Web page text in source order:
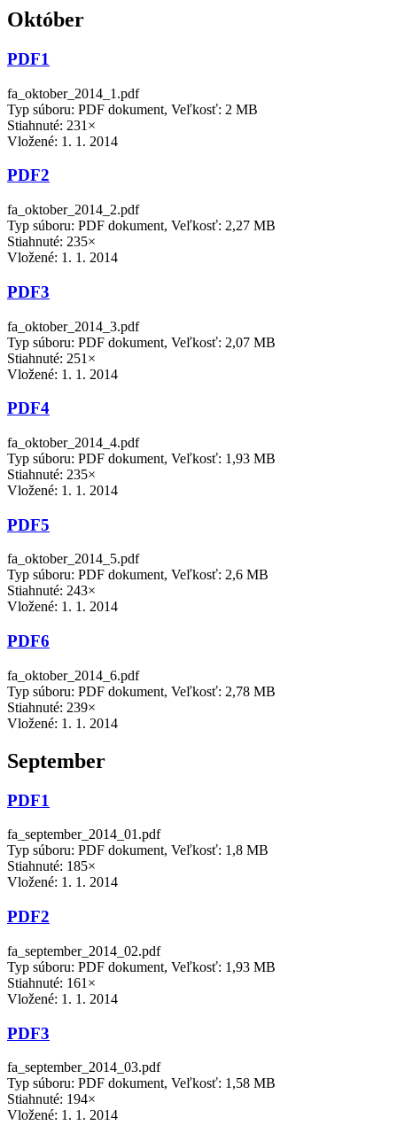
Október
PDF1
fa_oktober_2014_1.pdf
Typ súboru: PDF dokument, Veľkosť: 2 MB
Stiahnuté: 231×
Vložené: 1. 1. 2014
PDF2
fa_oktober_2014_2.pdf
Typ súboru: PDF dokument, Veľkosť: 2,27 MB
Stiahnuté: 235×
Vložené: 1. 1. 2014
PDF3
fa_oktober_2014_3.pdf
Typ súboru: PDF dokument, Veľkosť: 2,07 MB
Stiahnuté: 251×
Vložené: 1. 1. 2014
PDF4
fa_oktober_2014_4.pdf
Typ súboru: PDF dokument, Veľkosť: 1,93 MB
Stiahnuté: 235×
Vložené: 1. 1. 2014
PDF5
fa_oktober_2014_5.pdf
Typ súboru: PDF dokument, Veľkosť: 2,6 MB
Stiahnuté: 243×
Vložené: 1. 1. 2014
PDF6
fa_oktober_2014_6.pdf
Typ súboru: PDF dokument, Veľkosť: 2,78 MB
Stiahnuté: 239×
Vložené: 1. 1. 2014
September
PDF1
fa_september_2014_01.pdf
Typ súboru: PDF dokument, Veľkosť: 1,8 MB
Stiahnuté: 185×
Vložené: 1. 1. 2014
PDF2
fa_september_2014_02.pdf
Typ súboru: PDF dokument, Veľkosť: 1,93 MB
Stiahnuté: 161×
Vložené: 1. 1. 2014
PDF3
fa_september_2014_03.pdf
Typ súboru: PDF dokument, Veľkosť: 1,58 MB
Stiahnuté: 194×
Vložené: 1. 1. 2014